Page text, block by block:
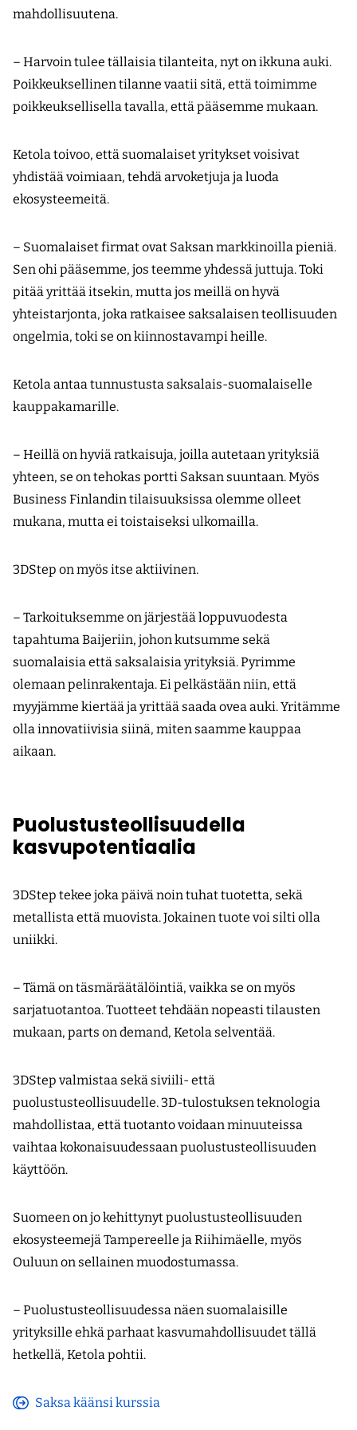
mahdollisuutena.
– Harvoin tulee tällaisia tilanteita, nyt on ikkuna auki.
Poikkeuksellinen tilanne vaatii sitä, että toimimme
poikkeuksellisella tavalla, että pääsemme mukaan.
Ketola toivoo, että suomalaiset yritykset voisivat
yhdistää voimiaan, tehdä arvoketjuja ja luoda
ekosysteemeitä.
– Suomalaiset firmat ovat Saksan markkinoilla pieniä.
Sen ohi pääsemme, jos teemme yhdessä juttuja. Toki
pitää yrittää itsekin, mutta jos meillä on hyvä
yhteistarjonta, joka ratkaisee saksalaisen teollisuuden
ongelmia, toki se on kiinnostavampi heille.
Ketola antaa tunnustusta saksalais-­suomalaiselle
kauppakamarille.
– Heillä on hyviä ratkaisuja, joilla autetaan yrityksiä
yhteen, se on tehokas portti Saksan suuntaan. Myös
Business Finlandin tilaisuuksissa olemme olleet
mukana, mutta ei toistaiseksi ulkomailla.
3DStep on myös itse aktiivinen.
– Tarkoituksemme on järjestää loppuvuodesta
tapahtuma Baijeriin, johon kutsumme sekä
suomalaisia että saksalaisia yrityksiä. Pyrimme
olemaan pelinrakentaja. Ei pelkästään niin, että
myyjämme kiertää ja yrittää saada ovea auki. Yritämme
olla innovatiivisia siinä, miten saamme kauppaa
aikaan.
Puolustusteollisuudella
kasvupotentiaalia
3DStep tekee joka päivä noin tuhat tuotetta, sekä
metallista että muovista. Jokainen tuote voi silti olla
uniikki.
– Tämä on täsmäräätälöintiä, vaikka se on myös
sarjatuotantoa. Tuotteet tehdään nopeasti tilausten
mukaan, parts on demand, Ketola selventää.
3DStep valmistaa sekä siviili- että
puolustusteollisuudelle. 3D-tulostuksen teknologia
mahdollistaa, että tuotanto voidaan minuuteissa
vaihtaa kokonaisuudessaan puolustusteollisuuden
käyttöön.
Suomeen on jo kehittynyt puolustusteollisuuden
ekosysteemejä Tampereelle ja Riihimäelle, myös
Ouluun on sellainen muodostumassa.
– Puolustusteollisuudessa näen suomalaisille
yrityksille ehkä parhaat kasvumahdollisuudet tällä
hetkellä, Ketola pohtii.
Saksa käänsi kurssia
(avautuu